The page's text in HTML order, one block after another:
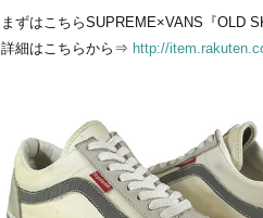
まずはこちらSUPREME×VANS『OLD
詳細はこちらから⇒ http://